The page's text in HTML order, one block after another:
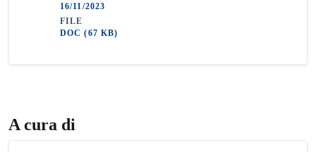
16/11/2023
FILE
DOC(67 KB)
A cura di